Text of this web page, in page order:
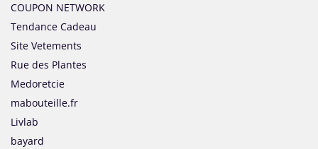
COUPON NETWORK
Tendance Cadeau
Site Vetements
Rue des Plantes
Medoretcie
mabouteille.fr
Livlab
bayard